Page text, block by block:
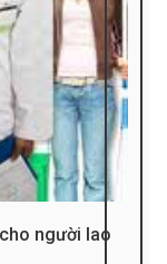
người lao